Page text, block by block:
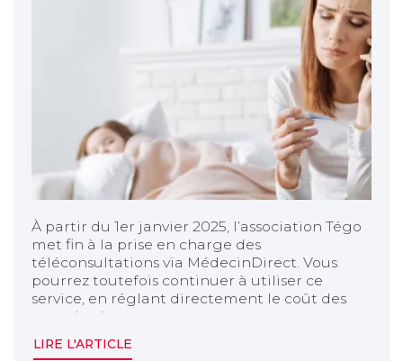
À partir du 1er janvier 2025, l’association Tégo
met fin à la prise en charge des
téléconsultations via MédecinDirect. Vous
pourrez toutefois continuer à utiliser ce
service, en réglant directement le coût des
consultations.
LIRE L'ARTICLE